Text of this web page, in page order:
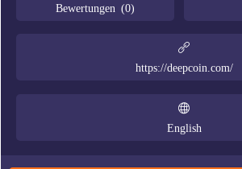
Bewertungen (0)
https://deepcoin.com/
English